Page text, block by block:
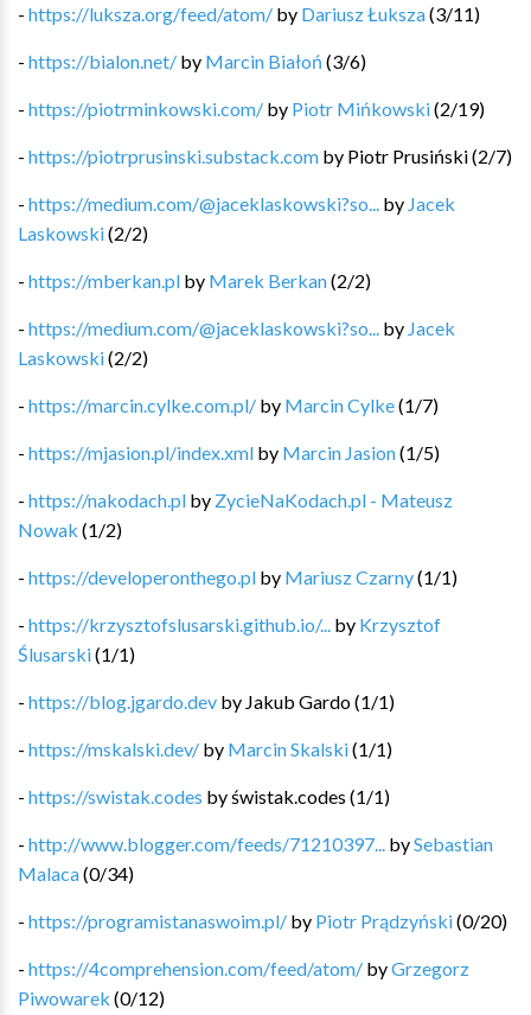
- https://luksza.org/feed/atom/ by Dariusz Łuksza(3/11)
- https://bialon.net/ by Marcin Białoń (3/6)
- https://piotrminkowski.com/ by Piotr Mińkowski(2/19)
- https://piotrprusinski.substack.com by Piotr Prusiński(2/7)
- https://medium.com/@jaceklaskowski?so... by Jacek
Laskowski(2/2)
- https://mberkan.pl by Marek Berkan(2/2)
- https://medium.com/@jaceklaskowski?so... by Jacek
Laskowski(2/2)
- https://marcin.cylke.com.pl/ by Marcin Cylke(1/7)
- https://mjasion.pl/index.xml by Marcin Jasion(1/5)
- https://nakodach.pl by ZycieNaKodach.pl - Mateusz
Nowak (1/2)
- https://developeronthego.pl by Mariusz Czarny(1/1)
- https://krzysztofslusarski.github.io/... by Krzysztof
Ślusarski(1/1)
- https://blog.jgardo.dev by Jakub Gardo(1/1)
- https://mskalski.dev/ by Marcin Skalski(1/1)
- https://swistak.codes byświstak.codes (1/1)
- http://www.blogger.com/feeds/71210397... bySebastian
Malaca(0/34)
- https://programistanaswoim.pl/ by Piotr Prądzyński(0/20)
- https://4comprehension.com/feed/atom/ byGrzegorz
Piwowarek (0/12)